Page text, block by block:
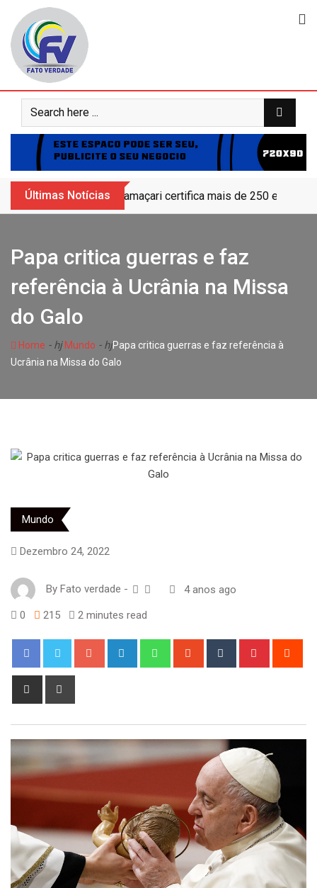
content
Últimas Notícias Camaçari certifica mais de 250
Papa critica guerras e faz
referência à Ucrânia na Missa
do Galo
Home - hjMundo - hjPapa critica guerras e faz referência à
Ucrânia na Missa do Galo
Mundo
Dezembro 24, 2022
By Fato verdade - 4 anos ago
0 215 2 minutes read
Google+ LinkedIn WhatsappStumbleUpon
Tumblr Pinterest
Share